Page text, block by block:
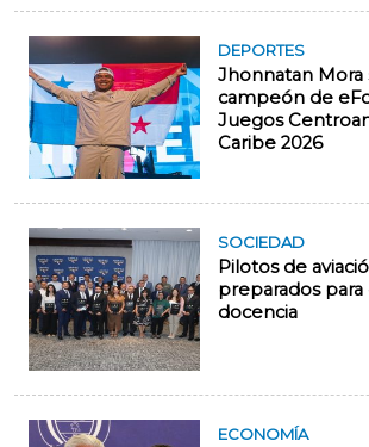
DEPORTES
Jhonnatan Mora
campeón de
Juegos
Caribe 2026
SOCIEDAD
Pilotos de
preparados para
docencia
ECONOMÍA